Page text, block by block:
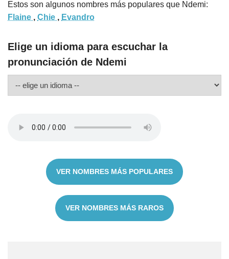
Estos son algunos nombres más populares que Ndemi:
Flaine , Chie , Evandro
Elige un idioma para escuchar la
pronunciación de Ndemi
VER NOMBRES MÁS POPULARES
VER NOMBRES MÁS RAROS